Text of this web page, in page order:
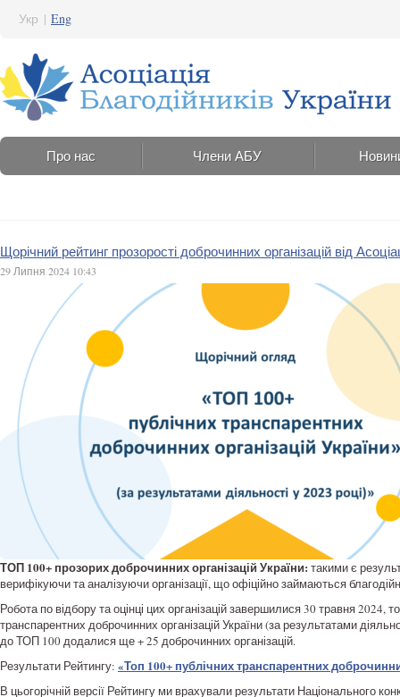
Укр | Eng
Про нас Члени АБУ
Щорічний рейтинг прозорості доброчинних організацій від
29 Липня 2024 10:43
ТОП 100+ прозорих доброчинних організацій України: такими є
верифікуючи та аналізуючи організації, що офіційно займаються
Робота по відбору та оцінці цих організацій завершилися 30 травня
транспарентних доброчинних організацій України (за результатами
до ТОП 100 додалися ще + 25 доброчинних організацій.
Результати Рейтингу: «Топ 100+ публічних транспарентних
В цьогорічній версії Рейтингу ми врахували результати Національного